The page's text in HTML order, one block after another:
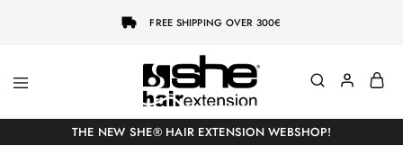
FREE SHIPPING OVER 300€
She-
Hairextensions
Socap
Premium
Hair
THE NEW SHE® HAIR EXTENSION WEBSHOP!